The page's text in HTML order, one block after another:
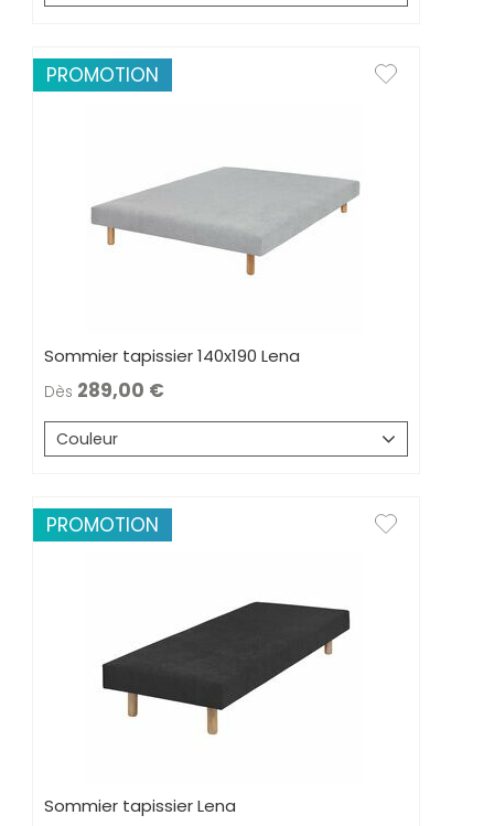
PROMOTION
Sommier tapissier 140x190 Lena
Dès 289,00
Couleur
PROMOTION
Sommier tapissier Lena